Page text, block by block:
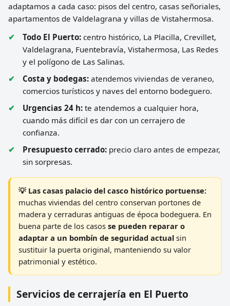
adaptamos a cada caso: pisos del centro, casas señoriales,
apartamentos de Valdelagrana y villas de Vistahermosa.
Todo El Puerto: centro histórico, La Placilla, Crevillet,
Valdelagrana, Fuentebravía, Vistahermosa, Las Redes
y el polígono de Las Salinas.
Costa y bodegas: atendemos viviendas de veraneo,
comercios turísticos y naves del entorno bodeguero.
Urgencias 24 h: te atendemos a cualquier hora,
cuando más difícil es dar con un cerrajero de
confianza.
Presupuesto cerrado: precio claro antes de empezar,
sin sorpresas.
💡 Las casas palacio del casco histórico portuense:
muchas viviendas del centro conservan portones de
madera y cerraduras antiguas de época bodeguera. En
buena parte de los casos se pueden reparar o
adaptar a un bombín de seguridad actual sin
sustituir la puerta original, manteniendo su valor
patrimonial y estético.
Servicios de cerrajería en El Puerto